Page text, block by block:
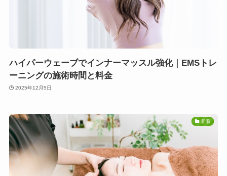
ハイパーウェーブでインナーマッスル強化｜EMSトレ
ーニングの施術時間と料金
2025年12月5日
新着